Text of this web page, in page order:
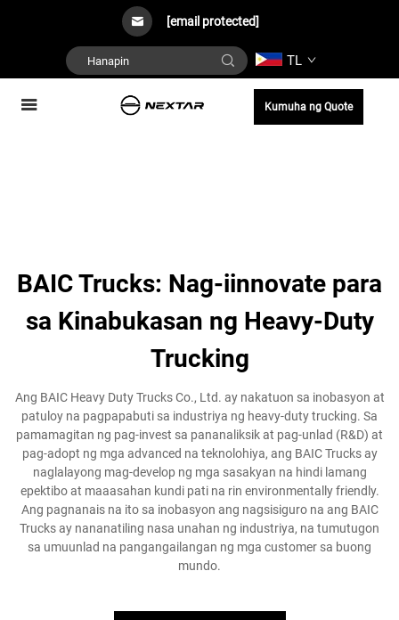
[email protected]
TL
Kumuha ng Quote
BAIC Trucks: Nag-iinnovate para
sa Kinabukasan ng Heavy-Duty
Trucking
Ang BAIC Heavy Duty Trucks Co., Ltd. ay nakatuon sa inobasyon at
patuloy na pagpapabuti sa industriya ng heavy-duty trucking. Sa
pamamagitan ng pag-invest sa pananaliksik at pag-unlad (R&D) at
pag-adopt ng mga advanced na teknolohiya, ang BAIC Trucks ay
naglalayong mag-develop ng mga sasakyan na hindi lamang
epektibo at maaasahan kundi pati na rin environmentally friendly.
Ang pagnanais na ito sa inobasyon ang nagsisiguro na ang BAIC
Trucks ay nananatiling nasa unahan ng industriya, na tumutugon
sa umuunlad na pangangailangan ng mga customer sa buong
mundo.